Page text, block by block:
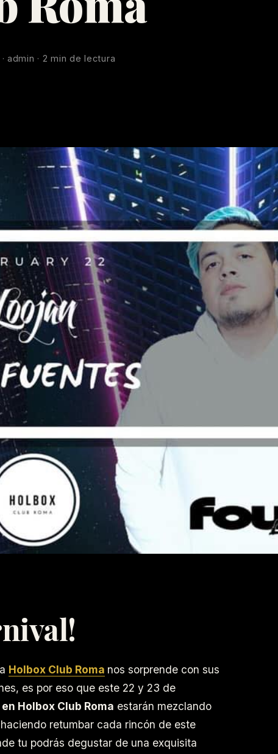
admin · 2 min de lectura
Holbox Club Roma nos sorprende con sus
es por eso que este 22 y 23 de
Holbox Club Roma estarán mezclando
retumbar cada rincón de este
tu podrás degustar de una exquisita